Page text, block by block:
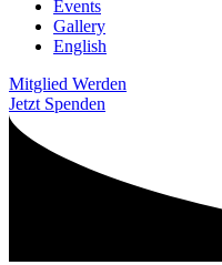
Events
Gallery
English
Mitglied Werden
Jetzt Spenden